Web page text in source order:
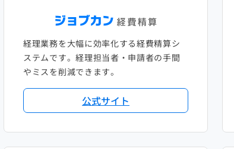
経理業務を大幅に効率化する経費精算シ
ステムです。経理担当者・申請者の手間
やミスを削減できます。
公式サイト